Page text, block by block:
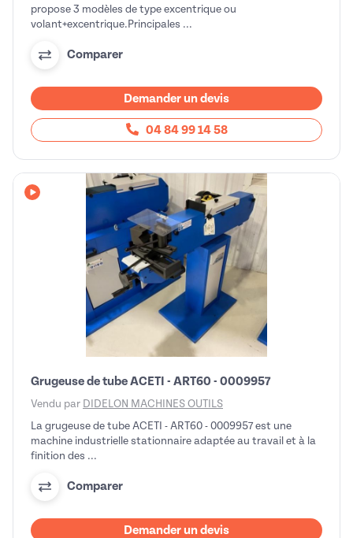
propose 3 modèles de type excentrique ou
volant+excentrique.Principales ...
Comparer
Demander un devis
04 84 99 14 58
Avec vidéo
Grugeuse de tube ACETI - ART60 - 0009957
Vendu par DIDELON MACHINES OUTILS
La grugeuse de tube ACETI - ART60 - 0009957 est une
machine industrielle stationnaire adaptée au travail et à la
finition des ...
Comparer
Demander un devis